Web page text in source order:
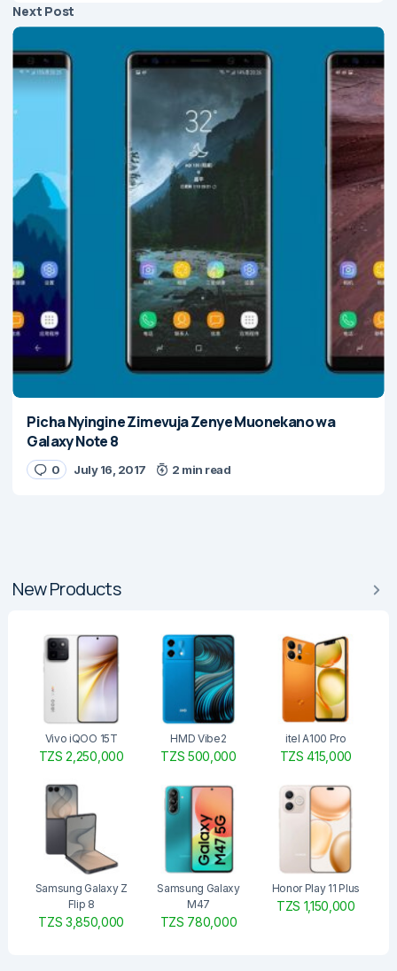
Next Post
Picha Nyingine Zimevuja Zenye Muonekano wa
Galaxy Note 8
0 July 16, 2017 2 min read
New Products
Vivo iQOO 15T
TZS 2,250,000
HMD Vibe2
TZS 500,000
itel A100 Pro
TZS 415,000
Samsung Galaxy Z
Flip 8
TZS 3,850,000
Samsung Galaxy
M47
TZS 780,000
Honor Play 11 Plus
TZS 1,150,000